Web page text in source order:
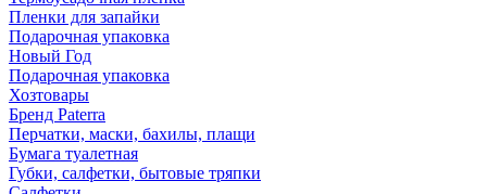
Пленки для запайки
Подарочная упаковка
Новый Год
Подарочная упаковка
Хозтовары
Бренд Paterra
Перчатки, маски, бахилы, плащи
Бумага туалетная
Губки, салфетки, бытовые тряпки